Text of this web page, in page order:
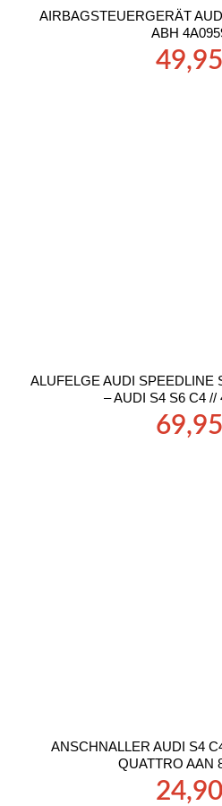
AIRBAGSTEUERGERÄT
ABH
ALUFELGE AUDI SPEEDLINE
– AUDI S4 S6 C4 //
ANSCHNALLER AUDI S4
QUATTRO AAN